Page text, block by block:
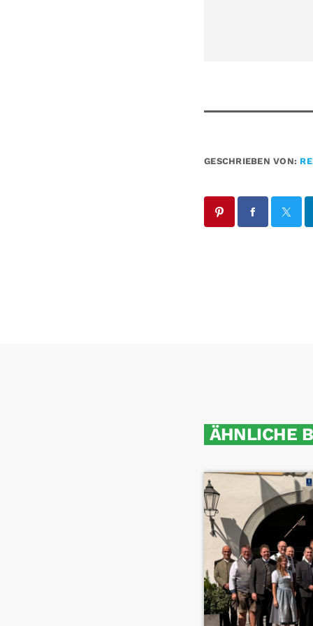
GESCHRIEBEN VON:
ÄHNLICHE